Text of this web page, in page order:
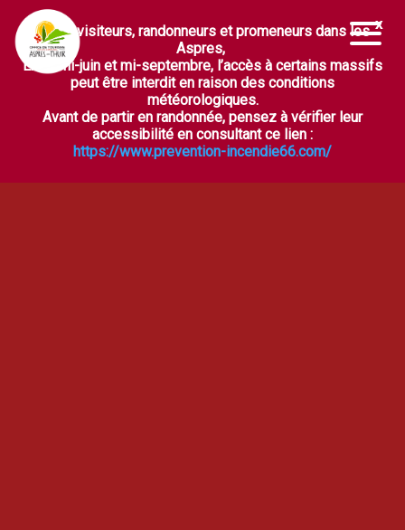
Ouvrir la barre d’outils
Chers visiteurs, randonneurs et promeneurs dans les
Aspres,
Entre mi-juin et mi-septembre, l’accès à certains massifs
peut être interdit en raison des conditions
météorologiques.
Avant de partir en randonnée, pensez à vérifier leur
accessibilité en consultant ce lien :
https://www.prevention-incendie66.com/